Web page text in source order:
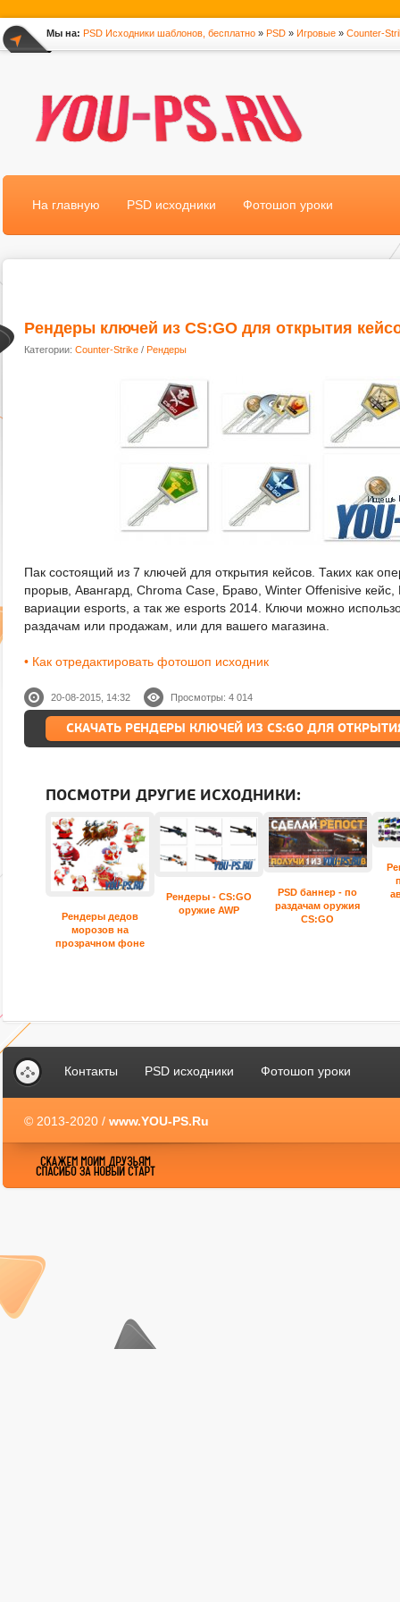
Мы на: PSD Исходники шаблонов, бесплатно » PSD » Игровые » Counter-
На главную PSD исходники Фотошоп уроки
Рендеры ключей из CS:GO для открытия
Категории: Counter-Strike / Рендеры
Пак состоящий из 7 ключей для открытия кейсов. Таких как
прорыв, Авангард, Chroma Case, Браво, Winter Offenisive
вариации esports, а так же esports 2014. Ключи можно
раздачам или продажам, или для вашего магазина.
• Как отредактировать фотошоп исходник
20-08-2015, 14:32 Просмотры: 4 014
СКАЧАТЬ РЕНДЕРЫ КЛЮЧЕЙ ИЗ CS:GO ДЛЯ
ПОСМОТРИ ДРУГИЕ ИСХОДНИКИ:
Рендеры дедов
морозов на
прозрачном фоне
Рендеры - CS:GO
оружие AWP
PSD баннер - по
раздачам оружия
CS:GO
Контакты PSD исходники Фотошоп уроки
© 2013-2020 / www.YOU-PS.Ru
YOU-PS.Ru